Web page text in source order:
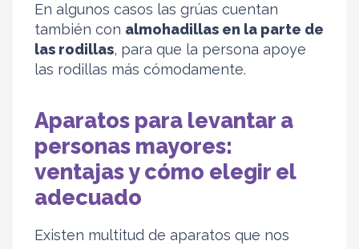
En algunos casos las grúas cuentan
también con almohadillas en la parte de
las rodillas, para que la persona apoye
las rodillas más cómodamente.
Aparatos para levantar a
personas mayores:
ventajas y cómo elegir el
adecuado
Existen multitud de aparatos que nos